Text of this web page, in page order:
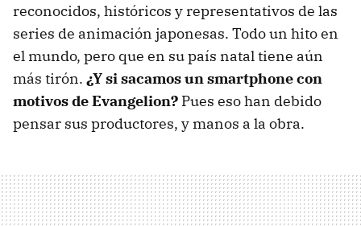
reconocidos, históricos y representativos de las
series de animación japonesas. Todo un hito en
el mundo, pero que en su país natal tiene aún
más tirón. ¿Y si sacamos un smartphone con
motivos de Evangelion? Pues eso han debido
pensar sus productores, y manos a la obra.